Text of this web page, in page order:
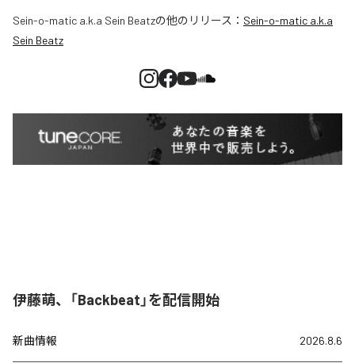
Sein-o-matic a.k.a Sein Beatzの他のリリース： Sein-o-matic a.k.a
Sein Beatz
伊藤萌、「Backbeat」を配信開始
新曲情報 2026.8.6